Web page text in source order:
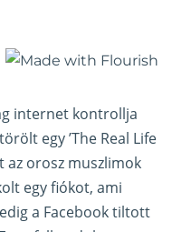
internet kontrollja
egy ’The Real Life
az orosz muszlimok
egy fiókot, ami
a Facebook tiltott